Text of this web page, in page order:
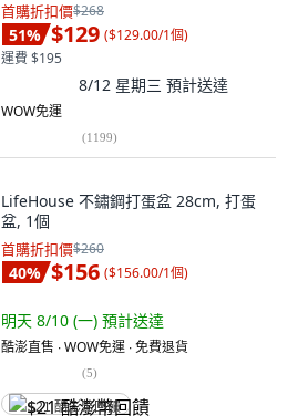
首購折扣價$268
51% $129 ($129.00/1個)
運費 $195
8/12 星期三 預計送達
WOW免運
(1199)
LifeHouse 不鏽鋼打蛋盆 28cm, 打蛋
盆, 1個
首購折扣價$260
40% $156 ($156.00/1個)
明天 8/10 (一) 預計送達
酷澎直售 ∙ WOW免運 ∙ 免費退貨
(5)
$21 酷澎幣回饋